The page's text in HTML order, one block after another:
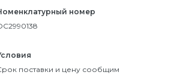
номер
поставки и цену сообщим